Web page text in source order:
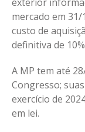
mercado em
custo de
definitiva de
A MP tem até
Congresso;
exercício de
em lei.